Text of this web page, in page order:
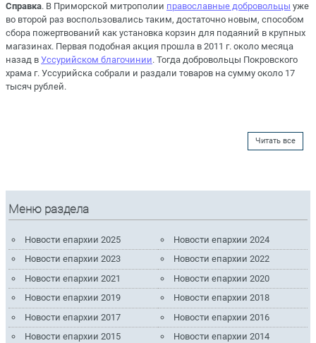
Справка. В Приморской митрополии православные добровольцы уже
во второй раз воспользовались таким, достаточно новым, способом
сбора пожертвований как установка корзин для подаяний в крупных
магазинах. Первая подобная акция прошла в 2011 г. около месяца
назад в Уссурийском благочинии. Тогда добровольцы Покровского
храма г. Уссурийска собрали и раздали товаров на сумму около 17
тысяч рублей.
Читать все
Меню раздела
Новости епархии 2025
Новости епархии 2024
Новости епархии 2023
Новости епархии 2022
Новости епархии 2021
Новости епархии 2020
Новости епархии 2019
Новости епархии 2018
Новости епархии 2017
Новости епархии 2016
Новости епархии 2015
Новости епархии 2014